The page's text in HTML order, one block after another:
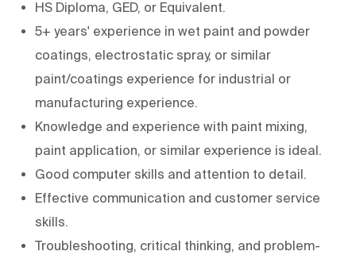
HS Diploma, GED, or Equivalent.
5+ years' experience in wet paint and powder
coatings, electrostatic spray, or similar
paint/coatings experience for industrial or
manufacturing experience.
Knowledge and experience with paint mixing,
paint application, or similar experience is ideal.
Good computer skills and attention to detail.
Effective communication and customer service
skills.
Troubleshooting, critical thinking, and problem-